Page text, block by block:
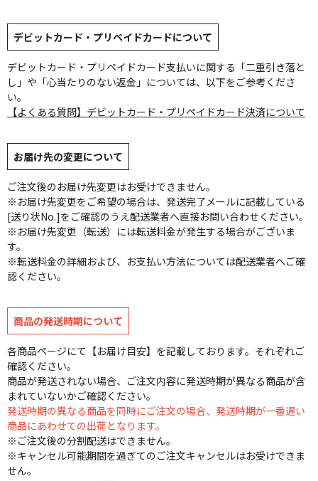
デビットカード・プリペイドカードについて
デビットカード・プリペイドカード支払いに関する「二重引き落と
し」や「心当たりのない返金」については、以下をご参考くださ
い。
【よくある質問】デビットカード・プリペイドカード決済について
お届け先の変更について
ご注文後のお届け先変更はお受けできません。
※お届け先変更をご希望の場合は、発送完了メールに記載している
[送り状No.]をご確認のうえ配送業者へ直接お問い合わせください。
※お届け先変更（転送）には転送料金が発生する場合がございま
す。
※転送料金の詳細および、お支払い方法については配送業者へご確
認ください。
商品の発送時期について
各商品ページにて【お届け目安】を記載しております。それぞれご
確認ください。
商品が発送されない場合、ご注文内容に発送時期が異なる商品が含
まれていないかご確認ください。
発送時期の異なる商品を同時にご注文の場合、発送時期が一番遅い
商品にあわせての出荷となります。
※ご注文後の分割配送はできません。
※キャンセル可能期間を過ぎてのご注文キャンセルはお受けできま
せん。